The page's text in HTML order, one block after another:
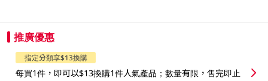
推廣優惠
指定分類享$13換購
每買1件，即可以$13換購1件人氣產品；數量有限，售完即止